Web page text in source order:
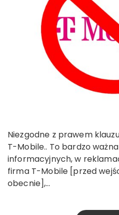
Niezgodne z prawem klauzule umowne, w umowach
T-Mobile.. To bardzo
informacyjnych, w
firma T-Mobile [przed
obecnie],…